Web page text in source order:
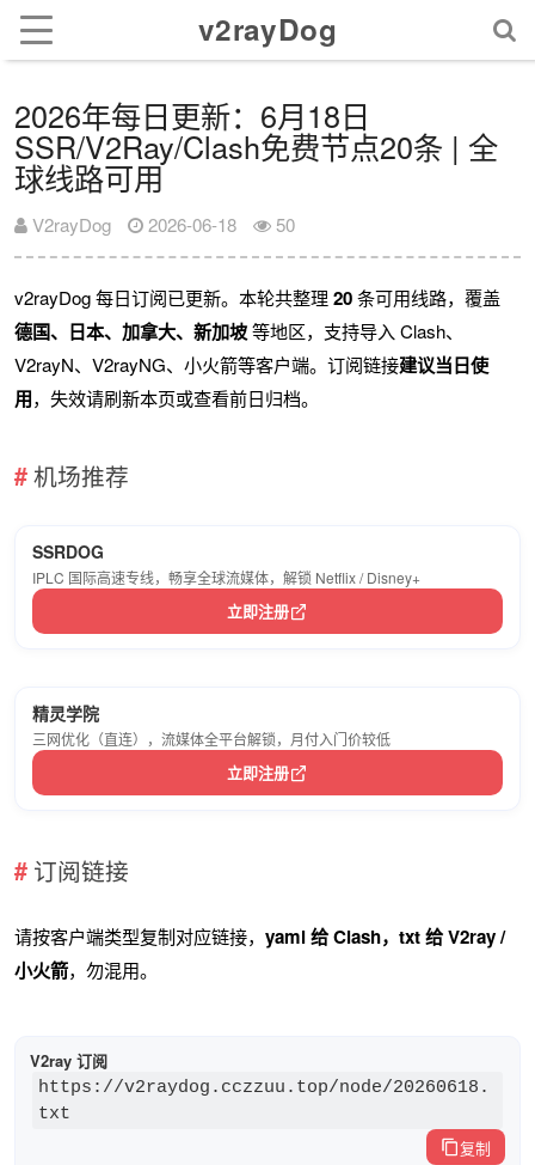
v2rayDog
2026年每日更新：6月18日
SSR/V2Ray/Clash免费节点20条 | 全
球线路可用
V2rayDog 2026-06-18 50
v2rayDog 每日订阅已更新。本轮共整理20条可用线路，覆盖
德国、日本、加拿大、新加坡等地区，支持导入 Clash、
V2rayN、V2rayNG、小火箭等客户端。订阅链接建议当日使
用，失效请刷新本页或查看前日归档。
机场推荐
SSRDOG
IPLC 国际高速专线，畅享全球流媒体，解锁 Netflix / Disney+
立即注册
精灵学院
三网优化（直连），流媒体全平台解锁，月付入门价较低
立即注册
订阅链接
请按客户端类型复制对应链接，yaml 给 Clash，txt 给 V2ray /
小火箭，勿混用。
V2ray 订阅
https://v2raydog.cczzuu.top/node/20260618.
txt
复制